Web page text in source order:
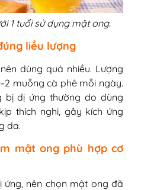
1 tuổi sử dụng mật ong.
liều lượng
dùng quá nhiều. Lượng
muỗng cà phê mỗi ngày.
bị dị ứng thường do dùng
thích nghi, gây kích ứng
da.
mật ong phù hợp cơ
nên chọn mật ong đã